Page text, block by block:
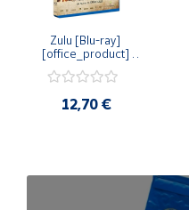
Zulu [Blu-ray]
[office_product]
12,70 €